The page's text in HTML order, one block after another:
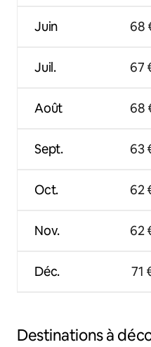
Juin
Juil.
Août
Sept.
Oct.
Nov.
Déc.
68
67
68
63
62
62
71
Destinations à